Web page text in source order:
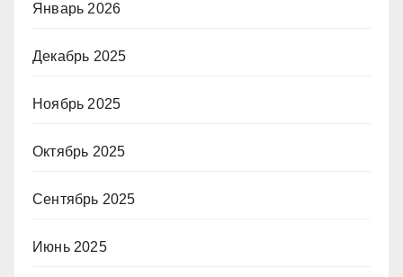
Январь 2026
Декабрь 2025
Ноябрь 2025
Октябрь 2025
Сентябрь 2025
Июнь 2025